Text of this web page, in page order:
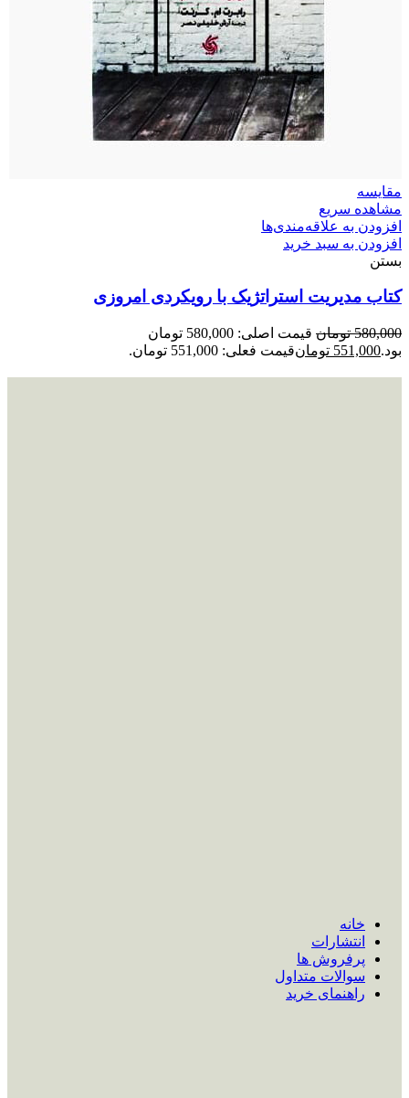
مقایسه
مشاهده سریع
افزودن به علاقه‌مندی‌ها
افزودن به سبد خرید
بستن
کتاب مدیریت استراتژیک با رویکردی امروزی
580,000 تومان
قیمت اصلی: 580,000 تومان
بود.551,000 تومانقیمت فعلی: 551,000 تومان.
خانه
انتشارات
پرفروش ها
سوالات متداول
راهنمای خرید